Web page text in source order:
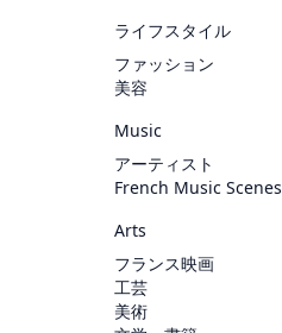
ライフスタイル
ファッション
美容
Music
アーティスト
French Music Scenes
Arts
フランス映画
工芸
美術